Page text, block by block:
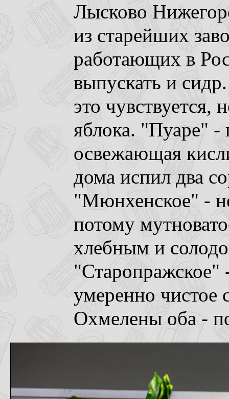
Лысково
из старейших
работающих в
выпускать и
это чувствуется,
яблока. "Пуаре" -
освежающая
дома испил два
"Мюнхенское" -
потому
хлебным и
"Старопражское"
умеренно чистое
Охмелены оба -